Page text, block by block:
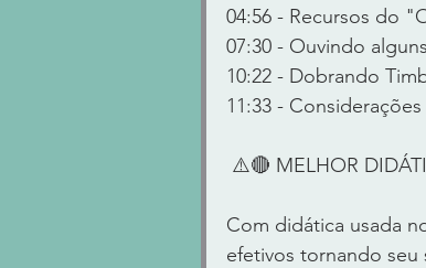
04:56 - Recursos do
07:30 - Ouvindo
10:22 - Dobrando
11:33 -
⚠️🔴 MELHOR
Com didática usada
efetivos tornando